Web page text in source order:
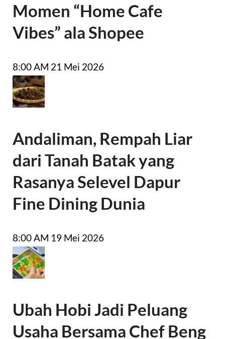
Momen “Home Cafe
Vibes” ala Shopee
8:00 AM 21 Mei 2026
Andaliman, Rempah Liar
dari Tanah Batak yang
Rasanya Selevel Dapur
Fine Dining Dunia
8:00 AM 19 Mei 2026
Ubah Hobi Jadi Peluang
Usaha Bersama Chef Beng